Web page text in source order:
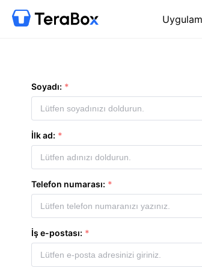
Soyadı:
İlk ad:
Telefon numarası:
İş e-postası: